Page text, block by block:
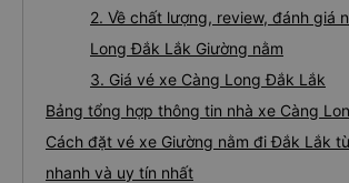
2. Về chất lượng, review, đánh giá
Long Đắk Lắk Giường nằm
3. Giá vé xe Càng Long Đắk Lắk
Bảng tổng hợp thông tin nhà xe Càng
Cách đặt vé xe Giường nằm đi Đắk Lắk
nhanh và uy tín nhất